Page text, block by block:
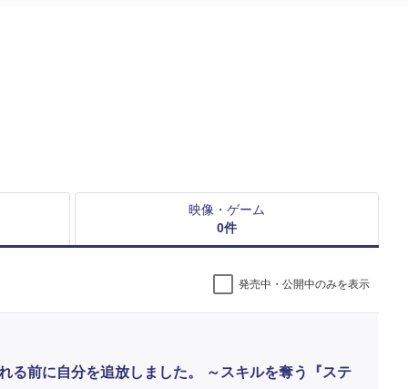
映像・ゲーム
0件
発売中・公開中のみを表示
る前に自分を追放しました。 ～スキルを奪う『ステ